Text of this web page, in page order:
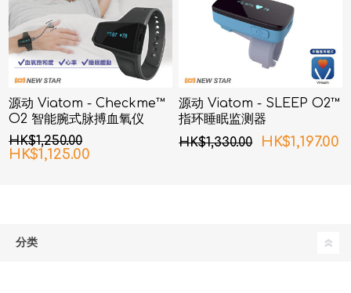
源动 Viatom - Checkme™
O2 智能腕式脉搏血氧仪
HK$1,250.00
HK$1,125.00
源动 Viatom - SLEEP O2™
指环睡眠监测器
HK$1,330.00
HK$1,197.00
分类